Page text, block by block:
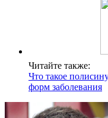
Читайте также:
Что такое
форм заболевания